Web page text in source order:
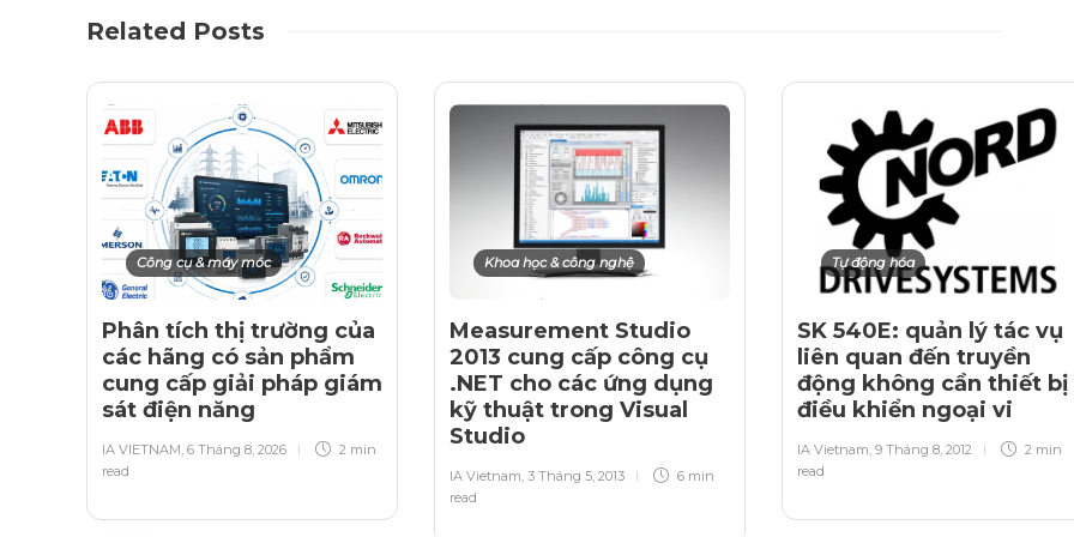
Related Posts
Công cụ & máy móc
Phân tích thị trường của
các hãng có sản phẩm
cung cấp giải pháp giám
sát điện năng
IA VIETNAM, 6 Tháng 8, 2026
2 min
read
Khoa học & công nghệ
Measurement Studio
2013 cung cấp công cụ
.NET cho các ứng dụng
kỹ thuật trong Visual
Studio
IA Vietnam, 3 Tháng 5, 2013
6 min
read
Tự động hóa
SK 540E: quản lý tác vụ
liên quan đến truyền
động không cần thiết bị
điều khiển ngoại vi
IA Vietnam, 9 Tháng 8, 2012
2 min
read